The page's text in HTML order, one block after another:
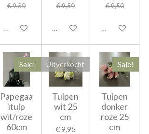
€ 9,50
In winkelwagen
€ 9,50
In winkelwagen
€ 9,50
In
Sale!
Papegaa
itulp
wit/roze
60cm
Uitverkocht
Tulpen
wit 25
cm
€ 9,95
Sale!
Tulpen
donker
roze 25
cm